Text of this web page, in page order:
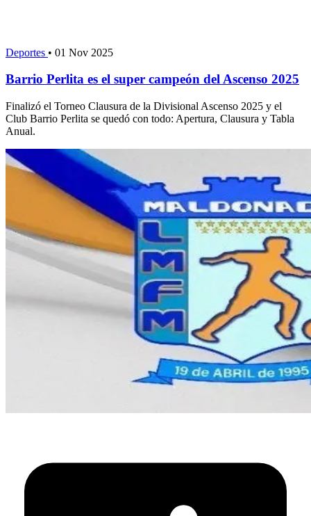
Deportes • 01 Nov 2025
Barrio Perlita es el super campeón del Ascenso 2025
Finalizó el Torneo Clausura de la Divisional Ascenso 2025 y el
Club Barrio Perlita se quedó con todo: Apertura, Clausura y Tabla
Anual.